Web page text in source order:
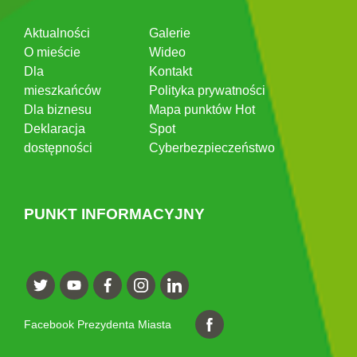
Aktualności
O mieście
Dla
mieszkańców
Dla biznesu
Deklaracja
dostępności
Galerie
Wideo
Kontakt
Polityka prywatności
Mapa punktów Hot
Spot
Cyberbezpieczeństwo
PUNKT INFORMACYJNY
Facebook Prezydenta Miasta